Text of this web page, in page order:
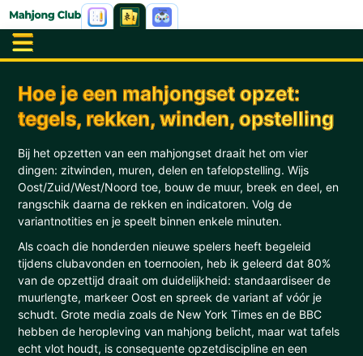
Hoe je een mahjongset opzet:
tegels, rekken, winden, opstelling
Bij het opzetten van een mahjongset draait het om vier
dingen: zitwinden, muren, delen en tafelopstelling. Wijs
Oost/Zuid/West/Noord toe, bouw de muur, breek en deel, en
rangschik daarna de rekken en indicatoren. Volg de
variantnotities en je speelt binnen enkele minuten.
Als coach die honderden nieuwe spelers heeft begeleid
tijdens clubavonden en toernooien, heb ik geleerd dat 80%
van de opzettijd draait om duidelijkheid: standaardiseer de
muurlengte, markeer Oost en spreek de variant af vóór je
schudt. Grote media zoals de New York Times en de BBC
hebben de heropleving van mahjong belicht, maar wat tafels
echt vlot houdt, is consequente opzetdiscipline en een